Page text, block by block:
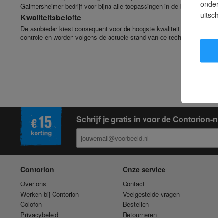
Gaimersheimer bedrijf voor bijna alle toepassingen in de bouw voor
Kwaliteitsbelofte
De aanbieder kiest consequent voor de hoogste kwaliteit en de
controle en worden volgens de actuele stand van de techniek
Schrijf je gratis in voor de Contorion-
Contorion
Over ons
Werken bij Contorion
Colofon
Privacybeleid
Onze service
Contact
Veelgestelde vragen
Bestellen
Retourneren